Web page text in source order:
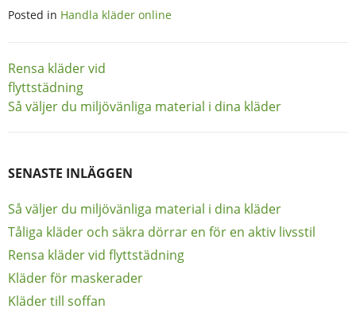
Posted in Handla kläder online
Inläggsnavigering
Rensa kläder vid
flyttstädning
Så väljer du miljövänliga material i dina kläder
SENASTE INLÄGGEN
Så väljer du miljövänliga material i dina kläder
Tåliga kläder och säkra dörrar en för en aktiv livsstil
Rensa kläder vid flyttstädning
Kläder för maskerader
Kläder till soffan